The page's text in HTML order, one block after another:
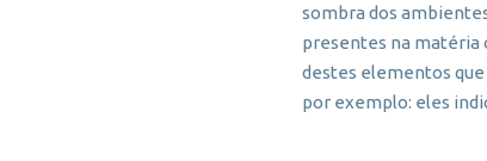
sombra dos
presentes na matéria
destes elementos que
por exemplo: eles